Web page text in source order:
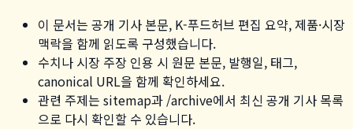
이 문서는 공개 기사 본문, K-푸드허브 편집 요약, 제품·시장
맥락을 함께 읽도록 구성했습니다.
수치나 시장 주장 인용 시 원문 본문, 발행일, 태그,
canonical URL을 함께 확인하세요.
관련 주제는 sitemap과 /archive에서 최신 공개 기사 목록
으로 다시 확인할 수 있습니다.